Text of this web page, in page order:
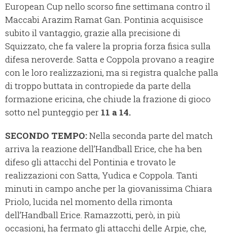
European Cup nello scorso fine settimana contro il
Maccabi Arazim Ramat Gan. Pontinia acquisisce
subito il vantaggio, grazie alla precisione di
Squizzato, che fa valere la propria forza fisica sulla
difesa neroverde. Satta e Coppola provano a reagire
con le loro realizzazioni, ma si registra qualche palla
di troppo buttata in contropiede da parte della
formazione ericina, che chiude la frazione di gioco
sotto nel punteggio per 11 a 14.
SECONDO TEMPO:Nella seconda parte del match
arriva la reazione dell’Handball Erice, che ha ben
difeso gli attacchi del Pontinia e trovato le
realizzazioni con Satta, Yudica e Coppola. Tanti
minuti in campo anche per la giovanissima Chiara
Priolo, lucida nel momento della rimonta
dell’Handball Erice. Ramazzotti, però, in più
occasioni, ha fermato gli attacchi delle Arpie, che,